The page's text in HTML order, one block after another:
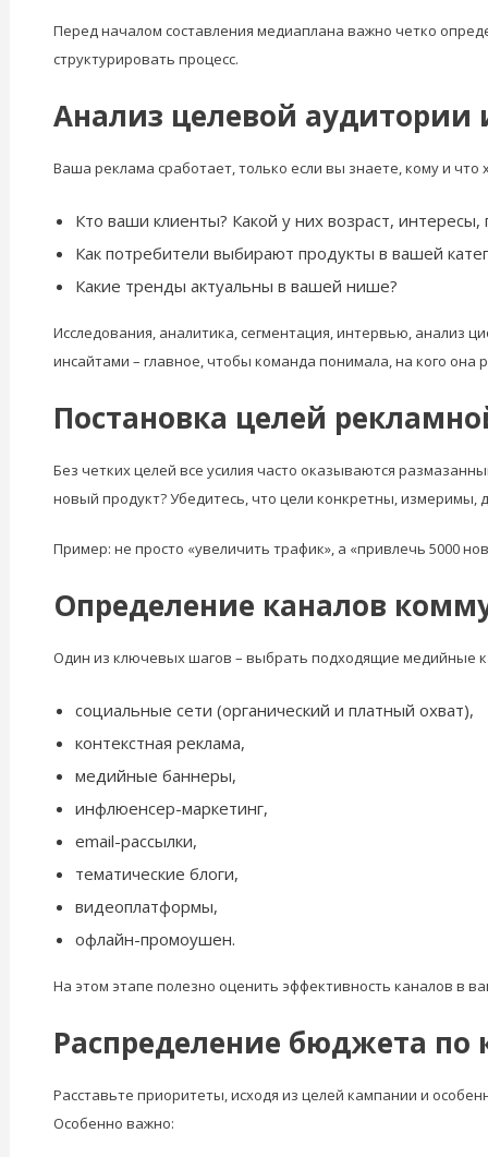
Перед началом составления медиаплана важно четко
структурировать процесс.
Анализ целевой аудитории
Ваша реклама сработает, только если вы знаете, кому и что
Кто ваши клиенты? Какой у них возраст,
Как потребители выбирают продукты в вашей
Какие тренды актуальны в вашей нише?
Исследования, аналитика, сегментация, интервью, анализ
инсайтами – главное, чтобы команда понимала, на кого она
Постановка целей
Без четких целей все усилия часто оказываются
новый продукт? Убедитесь, что цели конкретны,
Пример: не просто «увеличить трафик», а «привлечь 5000
Определение каналов
Один из ключевых шагов – выбрать подходящие медийные
социальные сети (органический и платный охват),
контекстная реклама,
медийные баннеры,
инфлюенсер-маркетинг,
email-рассылки,
тематические блоги,
видеоплатформы,
офлайн-промоушен.
На этом этапе полезно оценить эффективность каналов в
Распределение бюджета по
Расставьте приоритеты, исходя из целей кампании и
Особенно важно: